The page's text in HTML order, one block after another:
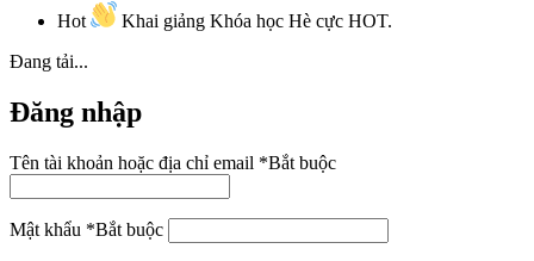
Hot
Khai giảng Khóa học Hè cực HOT.
Đang tải...
Đăng nhập
Tên tài khoản hoặc địa chỉ email *Bắt buộc
Mật khẩu *Bắt buộc